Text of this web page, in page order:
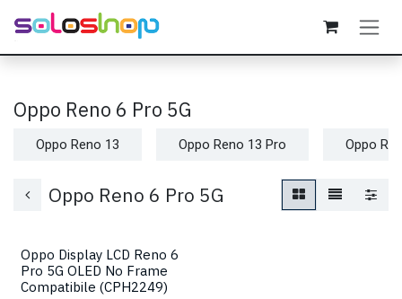
Passa al contenuto
Oppo Reno 6 Pro 5G
Oppo Reno 13 Oppo Reno 13 Pro Oppo
Oppo Reno 6 Pro 5G
Oppo Display LCD Reno 6
Pro 5G OLED No Frame
Compatibile (CPH2249)